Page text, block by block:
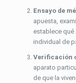
Ensayo de
apuesta,
establece
individual de
Verificación
aparato
de que la